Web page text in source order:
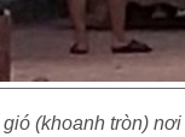
(khoanh tròn)